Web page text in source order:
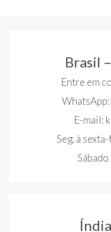
Brasil
Entre em
E-mail:
Seg. à